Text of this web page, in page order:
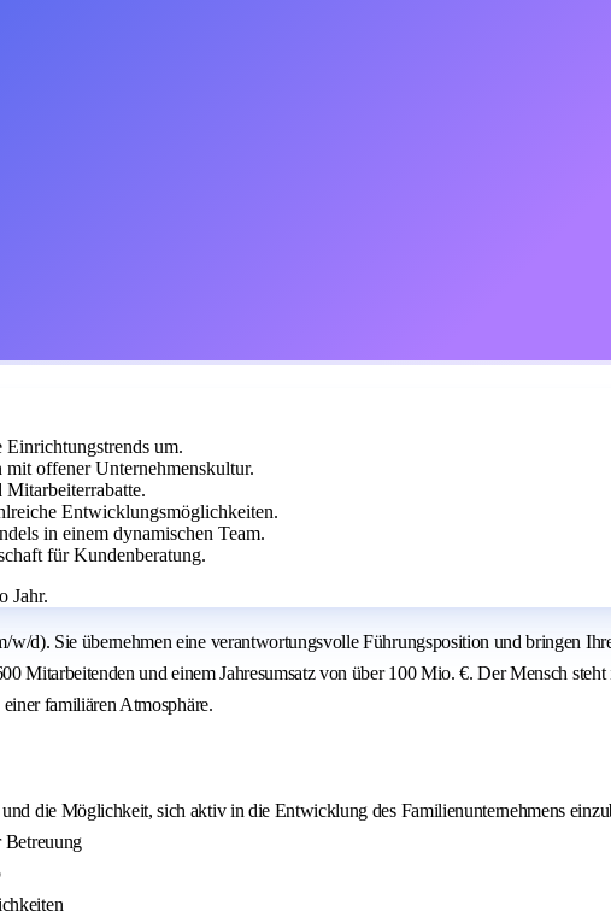
um.
offener Unternehmenskultur.
Entwicklungsmöglichkeiten.
in einem dynamischen Team.
für Kundenberatung.
Jahr.
d). Sie übernehmen eine verantwortungsvolle Führungsposition und bringen
Mitarbeitenden und einem Jahresumsatz von über 100 Mio. €. Der Mensch
familiären Atmosphäre.
die Möglichkeit, sich aktiv in die Entwicklung des Familienunternehmens
Betreuung